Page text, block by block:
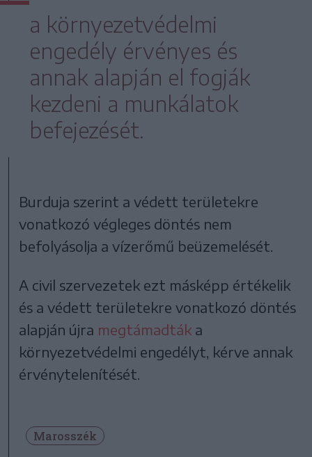
a környezetvédelmi
engedély érvényes és
annak alapján el fogják
kezdeni a munkálatok
befejezését.
Burduja szerint a védett területekre
vonatkozó végleges döntés nem
befolyásolja a vízerőmű beüzemelését.
A civil szervezetek ezt másképp értékelik
és a védett területekre vonatkozó döntés
alapján újra megtámadták a
környezetvédelmi engedélyt, kérve annak
érvénytelenítését.
Marosszék